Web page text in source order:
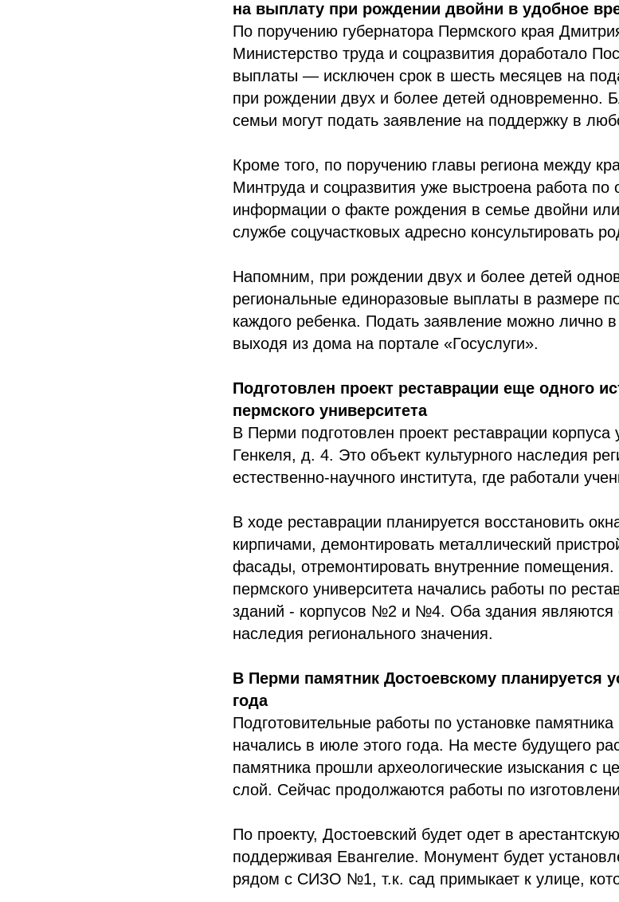
на выплату при рождении двойни в удобное
По поручению губернатора Пермского края
Министерство труда и соцразвития доработало
выплаты — исключен срок в шесть месяцев на
при рождении двух и более детей одновременно.
семьи могут подать заявление на поддержку в
Кроме того, по поручению главы региона между
Минтруда и соцразвития уже выстроена работа по
информации о факте рождения в семье двойни
службе соцучастковых адресно консультировать
Напомним, при рождении двух и более детей
региональные единоразовые выплаты в размере
каждого ребенка. Подать заявление можно
выходя из дома на портале «Госуслуги».
Подготовлен проект реставрации еще одного
пермского университета
В Перми подготовлен проект реставрации корпуса
Генкеля, д. 4. Это объект культурного наследия
естественно-научного института, где работали
В ходе реставрации планируется восстановить
кирпичами, демонтировать металлический
фасады, отремонтировать внутренние помещения.
пермского университета начались работы по
зданий - корпусов №2 и №4. Оба здания являются
наследия регионального значения.
В Перми памятник Достоевскому планируется
года
Подготовительные работы по установке
начались в июле этого года. На месте будущего
памятника прошли археологические изыскания с
слой. Сейчас продолжаются работы по
По проекту, Достоевский будет одет в
поддерживая Евангелие. Монумент будет
рядом с СИЗО №1, т.к. сад примыкает к улице,